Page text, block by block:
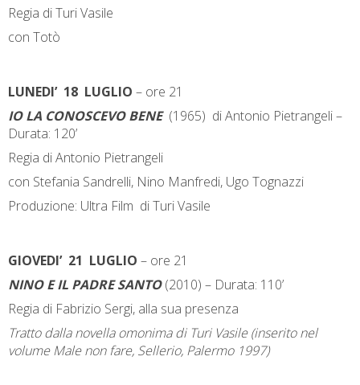
Regia di Turi Vasile
con Totò
LUNEDI’ 18 LUGLIO – ore 21
IO LA CONOSCEVO BENE (1965) di Antonio Pietrangeli –
Durata: 120’
Regia di Antonio Pietrangeli
con Stefania Sandrelli, Nino Manfredi, Ugo Tognazzi
Produzione: Ultra Film di Turi Vasile
GIOVEDI’ 21 LUGLIO – ore 21
NINO E IL PADRE SANTO(2010) – Durata: 110’
Regia di Fabrizio Sergi, alla sua presenza
Tratto dalla novella omonima di Turi Vasile (inserito nel
volume Male non fare, Sellerio, Palermo 1997)